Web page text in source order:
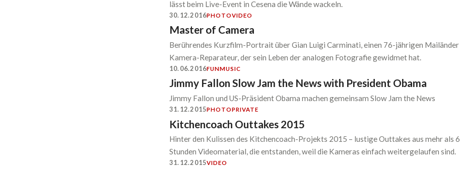
lässt beim Live-Event in Cesena die Wände wackeln.
30.12.2016PHOTOVIDEO
Master of Camera
Berührendes Kurzfilm-Portrait über Gian Luigi Carminati, einen 76-jährigen Mailänder
Kamera-Reparateur, der sein Leben der analogen Fotografie gewidmet hat.
10.06.2016FUNMUSIC
Jimmy Fallon Slow Jam the News with President Obama
Jimmy Fallon und US-Präsident Obama machen gemeinsam Slow Jam the News
31.12.2015PHOTOPRIVATE
Kitchencoach Outtakes 2015
Hinter den Kulissen des Kitchencoach-Projekts 2015 – lustige Outtakes aus mehr als 6
Stunden Videomaterial, die entstanden, weil die Kameras einfach weitergelaufen sind.
31.12.2015VIDEO